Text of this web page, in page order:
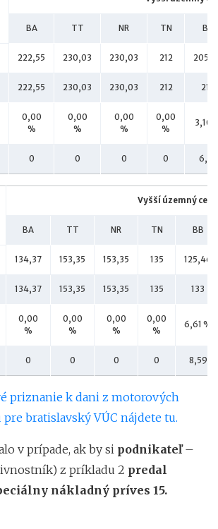
BA TT NR TN BB
222,55 230,03 230,03 212
222,55 230,03 230,03 212 212
0,00
%
0,00
%
0,00
%
0,00
%
3,10
0 0 0 0 6,37
Vyšší územný
BA TT NR TN BB
134,37 153,35 153,35 135 125,46
134,37 153,35 153,35 135 133
0,00
%
0,00
%
0,00
%
0,00
%
6,61 %
0 0 0 0 8,59
priznanie k dani z motorových
bratislavský VÚC nájdete tu.
v prípade, ak by si podnikateľ–
z príkladu 2 predal
nákladný príves 15.